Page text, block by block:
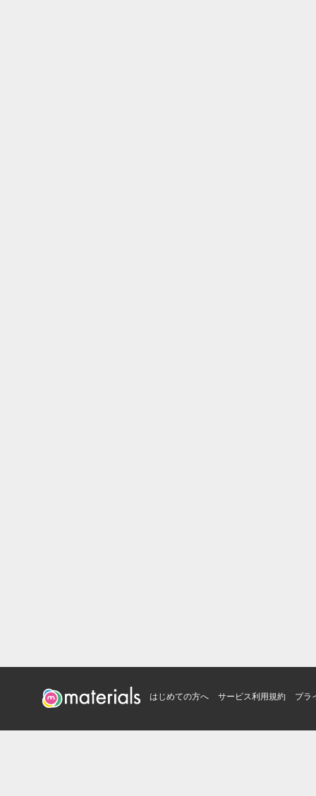
はじめての方へ サービス利用規約 プラ